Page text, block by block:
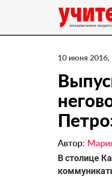
10 июня 2016,
Автор:
В столице